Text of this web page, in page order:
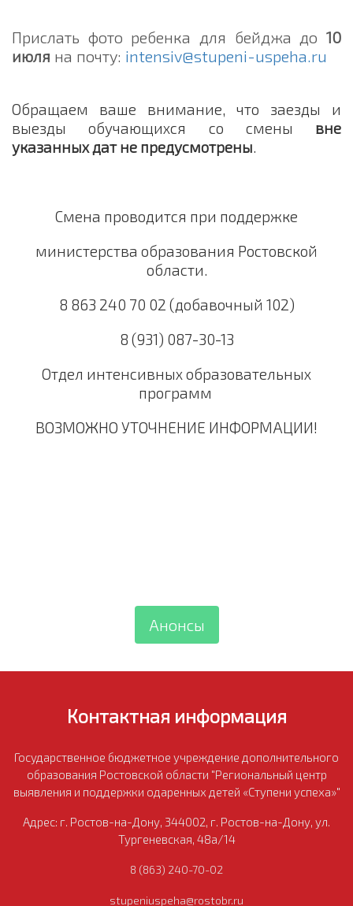
Прислать фото ребенка для бейджа до 10
июля на почту: intensiv@stupeni-uspeha.ru
Обращаем ваше внимание, что заезды и
выезды обучающихся со смены вне
указанных дат не предусмотрены.
Смена проводится при поддержке
министерства образования Ростовской
области.
8 863 240 70 02 (добавочный 102)
8 (931) 087-30-13
Отдел интенсивных образовательных
программ
ВОЗМОЖНО УТОЧНЕНИЕ ИНФОРМАЦИИ!
Анонсы
Контактная информация
Государственное бюджетное учреждение дополнительного
образования Ростовской области "Региональный центр
выявления и поддержки одаренных детей «Ступени успеха»"
Адрес: г. Ростов-на-Дону, 344002, г. Ростов-на-Дону, ул.
Тургеневская, 48а/14
8 (863) 240-70-02
stupeniuspeha@rostobr.ru